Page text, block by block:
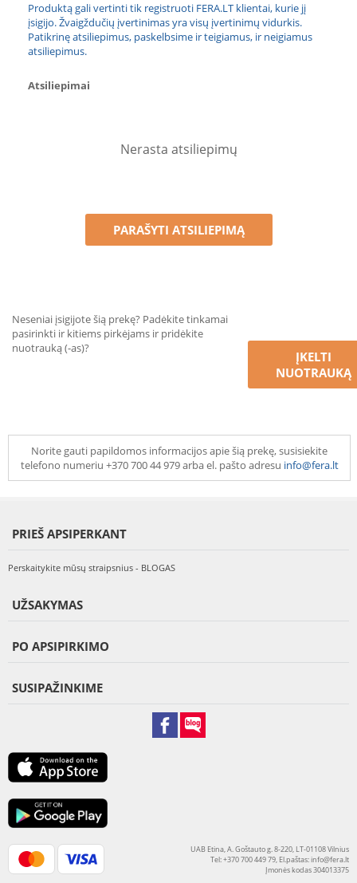
Produktą gali vertinti tik registruoti FERA.LT klientai, kurie jį
įsigijo. Žvaigždučių įvertinimas yra visų įvertinimų vidurkis.
Patikrinę atsiliepimus, paskelbsime ir teigiamus, ir neigiamus
atsiliepimus.
Atsiliepimai
Nerasta atsiliepimų
PARAŠYTI ATSILIEPIMĄ
Neseniai įsigijote šią prekę? Padėkite tinkamai
pasirinkti ir kitiems pirkėjams ir pridėkite
nuotrauką (-as)?
ĮKELTI
NUOTRAUKĄ
Norite gauti papildomos informacijos apie šią prekę, susisiekite
telefono numeriu +370 700 44 979 arba el. pašto adresu info@fera.lt
PRIEŠ APSIPERKANT
Perskaitykite mūsų straipsnius - BLOGAS
UŽSAKYMAS
PO APSIPIRKIMO
SUSIPAŽINKIME
UAB Etina, A. Goštauto g. 8-220, LT-01108 Vilnius
Tel: +370 700 449 79, El.paštas:info@fera.lt
Įmonės kodas 304013375